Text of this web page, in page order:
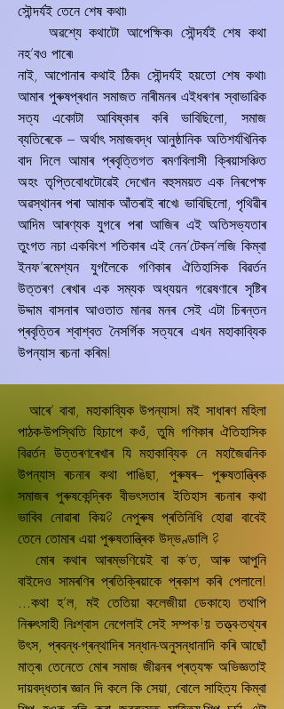
সৌন্দৰ্যই তেনে শেষ কথা৷
অৱশ্যে কথাটো আপেক্ষিক৷ সৌন্দৰ্যই শেষ কথা
নহ’বও পাৰে৷
নাই, আপোনাৰ কথাই ঠিক৷ সৌন্দৰ্যই হয়তো শেষ কথা৷
আমাৰ পুৰুষপ্ৰধান সমাজত নাৰীমনৰ এইধৰণৰ স্বাভাৱিক
সত্য একোটা আবিষ্কাৰ কৰি ভাবিছিলো, সমাজ
ব্যতিৰেকে – অৰ্থাৎ সমাজবদ্ধ আনুষ্ঠানিক অতিশৰ্যখিনিক
বাদ দিলে আমাৰ প্ৰবৃত্তিগত ৰমণবিলাসী ক্ৰিয়াসঞ্চিত
অহং তৃপ্তিবোধটোৱেই দেখোন বহুসময়ত এক নিৰপেক্ষ
অৱস্থানৰ পৰা আমাক আঁতৰাই ৰাখে৷ ভাবিছিলো, পৃথিৱীৰ
আদিম আৰণ্যক যুগৰে পৰা আজিৰ এই অতিসভ্যতাৰ
তুংগত নচা একবিংশ শতিকাৰ এই নেন’টেকন’লজি কিম্বা
ইনফ’ৰমেশ্যন যুগলৈকে গণিকাৰ ঐতিহাসিক বিৱৰ্তন
উত্তৰণ ৰেখাৰ এক সম্যক অধ্যয়ন গৱেষণাৰে সৃষ্টিৰ
উদ্দাম বাসনাৰ আওতাত মানৱ মনৰ সেই এটা চিৰন্তন
প্ৰবৃত্তিৰ শ্বাশ্বত নৈসৰ্গিক সত্যৰে এখন মহাকাবি্যক
উপন্যাস ৰচনা কৰিম!
আৰে’ বাবা, মহাকাব্যিক উপন্যাস! মই সাধাৰণ মহিলা
পাঠক-উপস্থিতি হিচাপে কওঁ, তুমি গণিকাৰ ঐতিহাসিক
বিৱৰ্তন উত্তৰণৰেখাৰ যি মহাকাব্যিক নে মহাজৈৱনিক
উপন্যাস ৰচনাৰ কথা পাঙিছা, পুৰুষৰ– পুৰুষতান্ত্ৰিক
সমাজৰ পুৰুষকেন্দ্ৰিক বীভৎসতাৰ ইতিহাস ৰচনাৰ কথা
ভাবিব নোৱাৰা কিয়? নেপুৰুষ প্ৰতিনিধি হোৱা বাবেই
তেনে তোমাৰ এয়া পুৰুষতান্ত্ৰিক উদ্ভণ্ডালি ?
মোৰ কথাৰ আৰম্ভণিয়েই বা ক’ত, আৰু আপুনি
বাইদেও সামৰণিৰ প্ৰতিক্ৰিয়াকে প্ৰকাশ কৰি পেলালে!
...কথা হ’ল, মই তেতিয়া কলেজীয়া ডেকাহে৷ তথাপি
নিৰুৎসাহী নিঃশ্বাস নেপেলাই সেই সম্পক¹য় তত্ত্ব-তথ্যৰ
উৎস, প্ৰবন্ধ-গ্ৰন্থাদিৰ সন্ধান-অনুসন্ধানাদি কৰি আছোঁ
মাত্ৰ৷ তেনেতে মোৰ সমাজ জীৱনৰ প্ৰত্যক্ষ অভিজ্ঞতাই
দায়বদ্ধতাৰ জ্ঞান দি কলে কি সেয়া, বোলে সাহিত্য কিম্বা